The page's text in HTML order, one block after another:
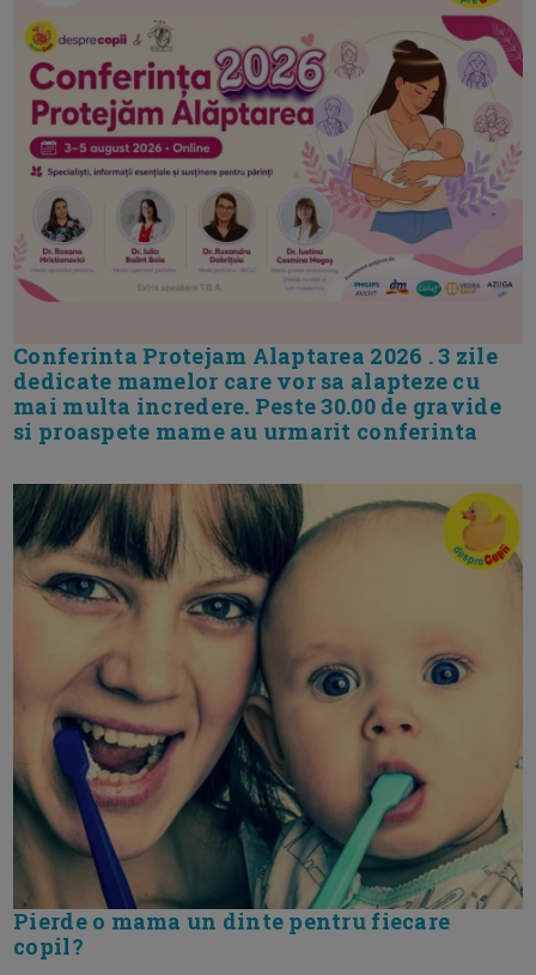
Conferinta Protejam Alaptarea 2026 . 3 zile
dedicate mamelor care vor sa alapteze cu
mai multa incredere. Peste 30.00 de gravide
si proaspete mame au urmarit conferinta
Pierde o mama un dinte pentru fiecare
copil?